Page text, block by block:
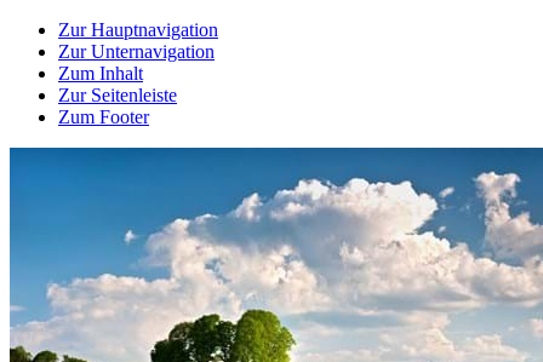
Zur Hauptnavigation
Zur Unternavigation
Zum Inhalt
Zur Seitenleiste
Zum Footer